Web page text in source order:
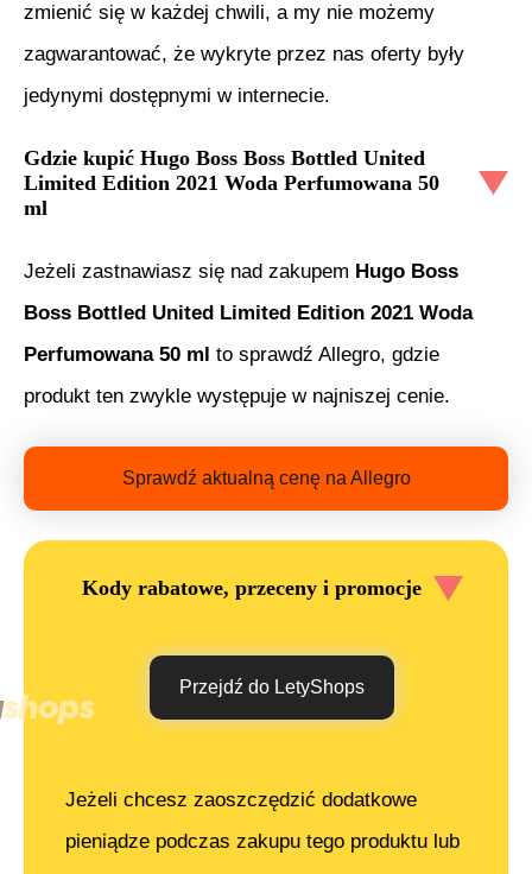
zmienić się w każdej chwili, a my nie możemy
zagwarantować, że wykryte przez nas oferty były
jedynymi dostępnymi w internecie.
Gdzie kupić Hugo Boss Boss Bottled United
Limited Edition 2021 Woda Perfumowana 50
ml
Jeżeli zastnawiasz się nad zakupem Hugo Boss
Boss Bottled United Limited Edition 2021 Woda
Perfumowana 50 ml to sprawdź Allegro, gdzie
produkt ten zwykle występuje w najniszej cenie.
Sprawdź aktualną cenę na Allegro
Kody rabatowe, przeceny i promocje
Przejdź do LetyShops
Jeżeli chcesz zaoszczędzić dodatkowe
pieniądze podczas zakupu tego produktu lub